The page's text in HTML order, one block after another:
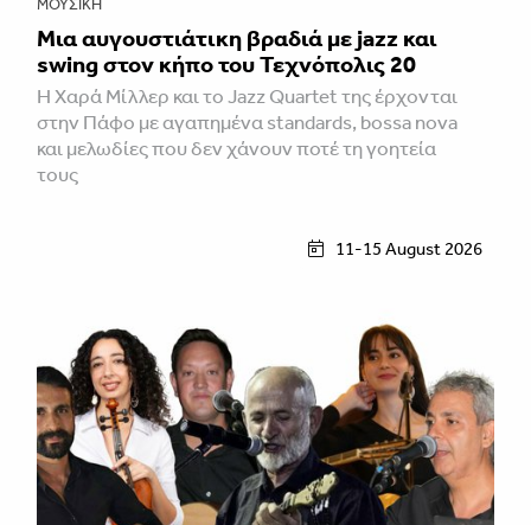
ΜΟΥΣΙΚΉ
Μια αυγουστιάτικη βραδιά με jazz και
swing στον κήπο του Τεχνόπολις 20
Η Χαρά Μίλλερ και το Jazz Quartet της έρχονται
στην Πάφο με αγαπημένα standards, bossa nova
και μελωδίες που δεν χάνουν ποτέ τη γοητεία
τους
11-15 August 2026